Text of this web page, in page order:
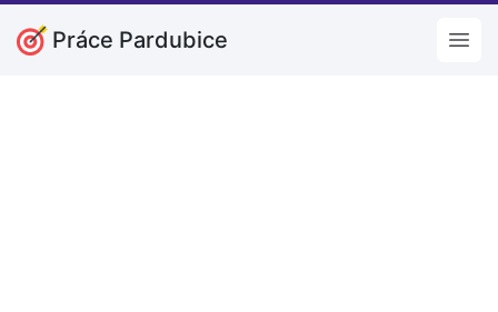
Práce Pardubice